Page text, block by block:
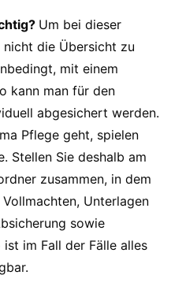
Um bei dieser
die Übersicht zu
mit einem
kann man für den
abgesichert werden.
Pflege geht, spielen
Stellen Sie deshalb am
zusammen, in dem
Unterlagen
sowie
im Fall der Fälle alles